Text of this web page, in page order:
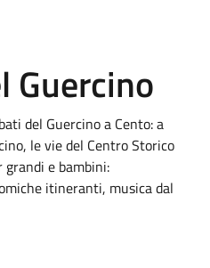
Guercino
del Guercino a Cento: a
le vie del Centro Storico
grandi e bambini:
itineranti, musica dal